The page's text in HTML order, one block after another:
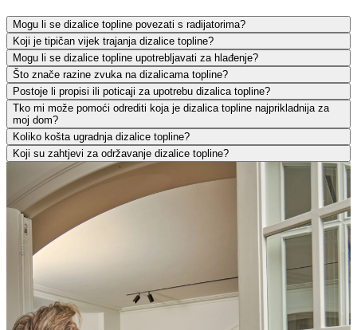
Mogu li se dizalice topline povezati s radijatorima?
Koji je tipičan vijek trajanja dizalice topline?
Mogu li se dizalice topline upotrebljavati za hlađenje?
Što znače razine zvuka na dizalicama topline?
Postoje li propisi ili poticaji za upotrebu dizalica topline?
Tko mi može pomoći odrediti koja je dizalica topline najprikladnija za
moj dom?
Koliko košta ugradnja dizalice topline?
Koji su zahtjevi za održavanje dizalice topline?